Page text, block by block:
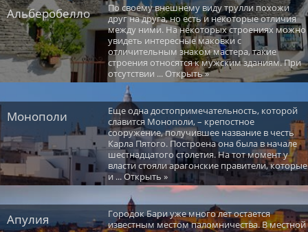
Альберобелло
По своему внешнему виду трулли похожи
друг на друга, но есть и некоторые отличия
между ними. На некоторых строениях можно
увидеть интересные маковки с
отличительным знаком мастера, такие
строения относятся к мужским зданиям. При
отсутствии ... Открыть »
Монополи
Еще одна достопримечательность, которой
славится Монополи, – крепостное
сооружение, получившее название в честь
Карла Пятого. Построена она была в начале
шестнадцатого столетия. На тот момент у
власти стояли арагонские правители, которые
и ... Открыть »
Апулия
Городок Бари уже много лет остается
известным местом паломничества. В местной